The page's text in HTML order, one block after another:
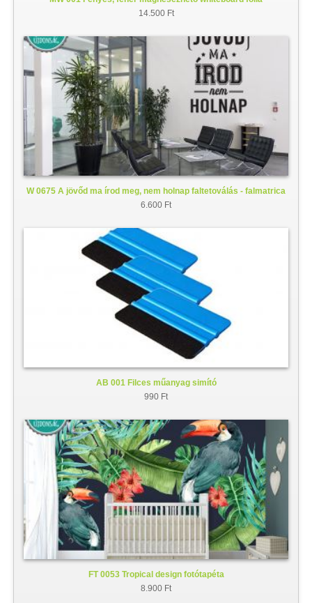
14.500 Ft
W 0675 A jövőd ma írod meg, nem holnap faltetoválás - falmatrica
6.600 Ft
AB 001 Filces műanyag simító
990 Ft
FT 0053 Tropical design fotótapéta
8.900 Ft